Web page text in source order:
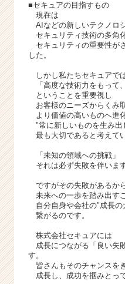
■セキュアの目指すもの
現在は
AIなどの新しいテクノロ
セキュリティ技術の多角
セキュリティの重要性が
した。
しかし私たちセキュアで
「高度な技術力をもって
ということを重要視し
お客様のニーズからくみ
より価値の高いものへ進
"常に新しいものを生み出
最も大切であると考えてい
「未知の領域への挑戦」
それは必ず失敗を伴います
ですがその失敗があるか
未来への一歩を踏み出す
自分自身や会社の"成長の
繋がるのです。
株式会社セキュアには
成長につながる「良い失
す。
皆さんもそのチャンスを
成長し、成功を掴みとっ